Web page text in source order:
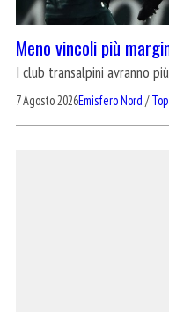
Meno vincoli più
I club transalpini avranno
7 Agosto 2026Emisfero Nord /